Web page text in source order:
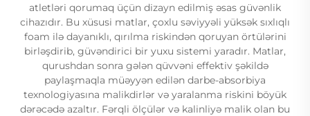
atletləri qorumaq üçün dizayn edilmiş əsas güvənlik
cihazıdır. Bu xüsusi matlar, çoxlu səviyyəli yüksək sıxlıqlı
foam ilə dayanıklı, qırılma riskindən qoruyan örtülərini
birləşdirib, güvəndirici bir yuxu sistemi yaradır. Matlar,
qurushdan sonra gələn qüvvəni effektiv şəkildə
paylaşmaqla müəyyən edilən darbe-absorbiya
texnologiyasına malikdirlər və yaralanma riskini böyük
dərəcədə azaltır. Fərqli ölçülər və kalinliyə malik olan bu